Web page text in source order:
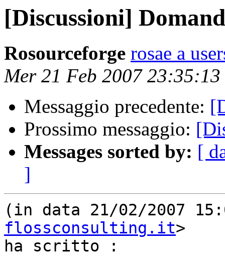
[Discussioni]
Rosourceforge rosae a
Mer 21 Feb 2007 23:35:13
Messaggio precedente:
Prossimo messaggio:
Messages sorted by: [
]
(in data 21/02/2007
flossconsulting.it>
ha scritto :